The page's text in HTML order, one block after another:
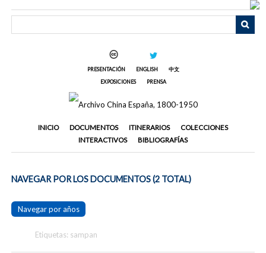
PRESENTACIÓN ENGLISH
中文
EXPOSICIONES
PRENSA
INICIO DOCUMENTOS ITINERARIOS
COLECCIONES
INTERACTIVOS
BIBLIOGRAFÍAS
NAVEGAR POR LOS DOCUMENTOS (2 TOTAL)
Navegar por años
Etiquetas: sampan